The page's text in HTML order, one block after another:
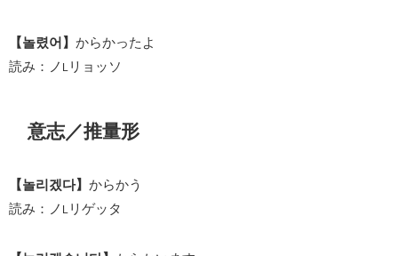
【놀렸어】 からかったよ
読み：ノ
リョッソ
意志／推量形
【놀리겠다】 からかう
読み：ノ L リゲッタ